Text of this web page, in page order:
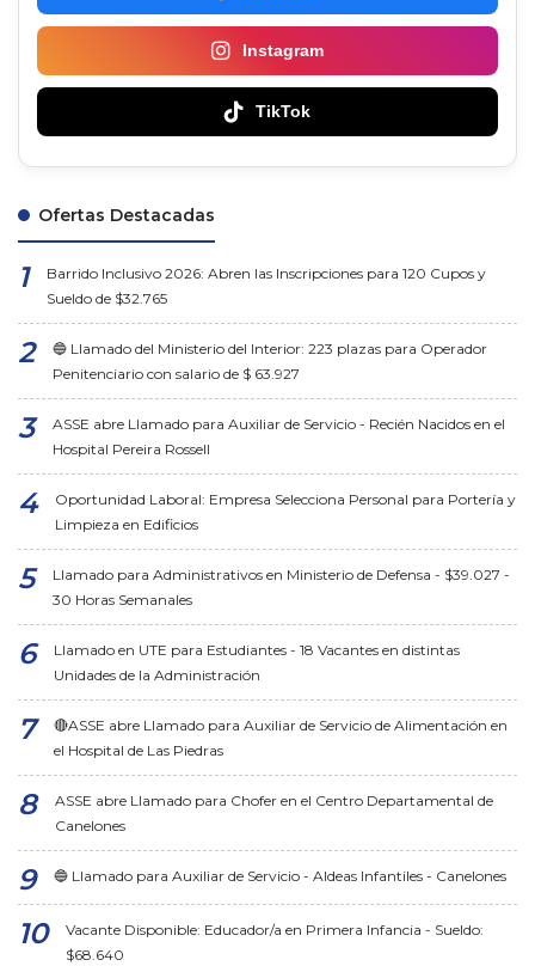
Instagram
TikTok
Ofertas Destacadas
Barrido Inclusivo 2026: Abren las Inscripciones para 120 Cupos y
Sueldo de $32.765
🔵 Llamado del Ministerio del Interior: 223 plazas para Operador
Penitenciario con salario de $ 63.927
ASSE abre Llamado para Auxiliar de Servicio - Recién Nacidos en el
Hospital Pereira Rossell
Oportunidad Laboral: Empresa Selecciona Personal para Portería y
Limpieza en Edificios
Llamado para Administrativos en Ministerio de Defensa - $39.027 -
30 Horas Semanales
Llamado en UTE para Estudiantes - 18 Vacantes en distintas
Unidades de la Administración
🔴ASSE abre Llamado para Auxiliar de Servicio de Alimentación en
el Hospital de Las Piedras
ASSE abre Llamado para Chofer en el Centro Departamental de
Canelones
🔵 Llamado para Auxiliar de Servicio - Aldeas Infantiles - Canelones
Vacante Disponible: Educador/a en Primera Infancia - Sueldo:
$68.640